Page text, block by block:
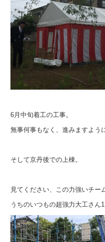
6月中旬着工の工事。
無事何事もなく、進みますよう
そして京丹後での上棟。
見てください、この力強いチー
うちのいつもの超強力大工さん